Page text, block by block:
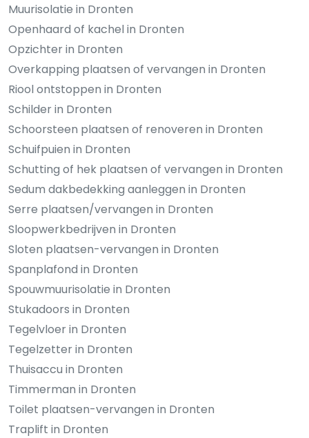
Muurisolatie in Dronten
Openhaard of kachel in Dronten
Opzichter in Dronten
Overkapping plaatsen of vervangen in Dronten
Riool ontstoppen in Dronten
Schilder in Dronten
Schoorsteen plaatsen of renoveren in Dronten
Schuifpuien in Dronten
Schutting of hek plaatsen of vervangen in Dronten
Sedum dakbedekking aanleggen in Dronten
Serre plaatsen/vervangen in Dronten
Sloopwerkbedrijven in Dronten
Sloten plaatsen-vervangen in Dronten
Spanplafond in Dronten
Spouwmuurisolatie in Dronten
Stukadoors in Dronten
Tegelvloer in Dronten
Tegelzetter in Dronten
Thuisaccu in Dronten
Timmerman in Dronten
Toilet plaatsen-vervangen in Dronten
Traplift in Dronten